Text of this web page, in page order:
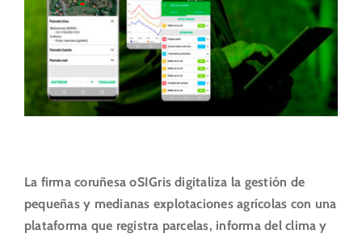
Portal del Inversor
La firma coruñesa oSIGris digitaliza la gestión de
pequeñas y medianas explotaciones agrícolas con una
plataforma que registra parcelas, informa del clima y